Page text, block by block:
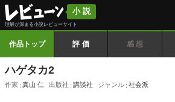
小説
理解が深まる小説レビューサイト
作品トップ 評価 感想
ハゲタカ2
作家 真山 仁 出版社 講談社 ジャンル 社会派